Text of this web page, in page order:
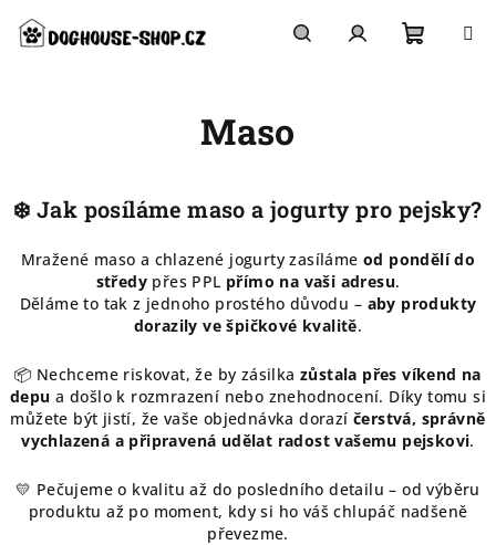
obsah
Maso
❄️ Jak posíláme maso a jogurty pro pejsky?
Mražené maso a chlazené jogurty zasílámeod pondělí do
středy přes PPL přímo na vaši adresu.
Děláme to tak z jednoho prostého důvodu – aby produkty
dorazily ve špičkové kvalitě.
📦 Nechceme riskovat, že by zásilkazůstala přes víkend na
depu a došlo k rozmrazení nebo znehodnocení. Díky tomu si
můžete být jistí, že vaše objednávka dorazíčerstvá, správně
vychlazená a připravená udělat radost vašemu pejskovi.
💛 Pečujeme o kvalitu až do posledního detailu – od výběru
produktu až po moment, kdy si ho váš chlupáč nadšeně
převezme.